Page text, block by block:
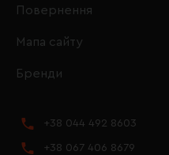
Повернення
Мапа сайту
Бренди
+38 044 492 8603
+38 067 406 8679